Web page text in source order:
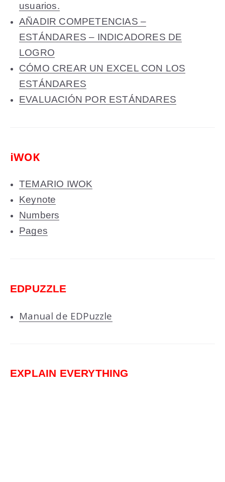
usuarios.
AÑADIR COMPETENCIAS –
ESTÁNDARES – INDICADORES DE
LOGRO
CÓMO CREAR UN EXCEL CON LOS
ESTÁNDARES
EVALUACIÓN POR ESTÁNDARES
iWOK
TEMARIO IWOK
Keynote
Numbers
Pages
EDPUZZLE
Manual de EDPuzzle
EXPLAIN EVERYTHING